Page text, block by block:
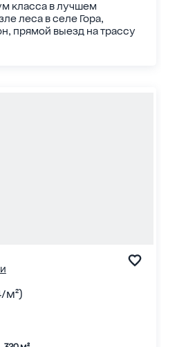
класса в лучшем
леса в селе Гора,
прямой выезд на трассу
м²)